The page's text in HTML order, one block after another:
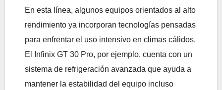
En esta línea, algunos equipos orientados al alto
rendimiento ya incorporan tecnologías pensadas
para enfrentar el uso intensivo en climas cálidos.
El Infinix GT 30 Pro, por ejemplo, cuenta con un
sistema de refrigeración avanzada que ayuda a
mantener la estabilidad del equipo incluso